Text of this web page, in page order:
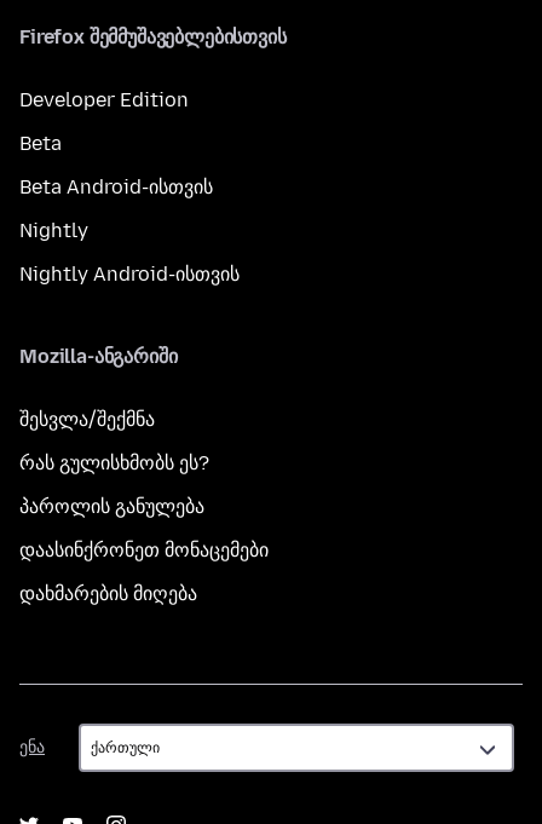
Firefox შემმუშავებლებისთვის
Developer Edition
Beta
Beta Android-ისთვის
Nightly
Nightly Android-ისთვის
Mozilla-ანგარიში
შესვლა/შექმნა
რას გულისხმობს ეს?
პაროლის განულება
დაასინქრონეთ მონაცემები
დახმარების მიღება
ენა
ენა